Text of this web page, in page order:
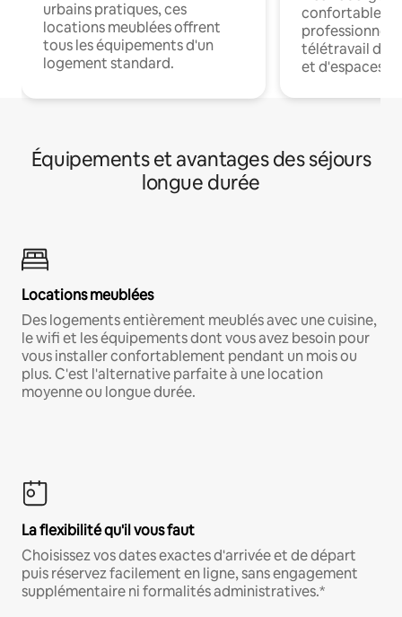
urbains pratiques, ces
locations meublées offrent
tous les équipements d'un
logement standard.
confortables
professionnels
télétravail
et d'espaces
Équipements et avantages des séjours
longue durée
Locations meublées
Des logements entièrement meublés avec une cuisine,
le wifi et les équipements dont vous avez besoin pour
vous installer confortablement pendant un mois ou
plus. C'est l'alternative parfaite à une location
moyenne ou longue durée.
La flexibilité qu'il vous faut
Choisissez vos dates exactes d'arrivée et de départ
puis réservez facilement en ligne, sans engagement
supplémentaire ni formalités administratives.*